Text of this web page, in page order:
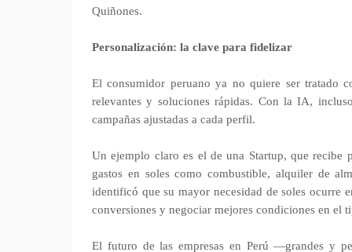
Quiñones.
Personalización: la clave para fidelizar
El consumidor peruano ya no quiere ser tratado
relevantes y soluciones rápidas. Con la IA,
campañas ajustadas a cada perfil.
Un ejemplo claro es el de una Startup, que recibe
gastos en soles como combustible, alquiler de
identificó que su mayor necesidad de soles ocurre
conversiones y negociar mejores condiciones en el
El futuro de las empresas en Perú —grandes y